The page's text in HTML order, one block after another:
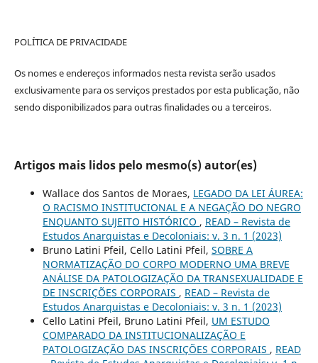
POLÍTICA DE PRIVACIDADE
Os nomes e endereços informados nesta revista serão usados
exclusivamente para os serviços prestados por esta publicação, não
sendo disponibilizados para outras finalidades ou a terceiros.
Artigos mais lidos pelo mesmo(s) autor(es)
Wallace dos Santos de Moraes, LEGADO DA LEI ÁUREA:
O RACISMO INSTITUCIONAL E A NEGAÇÃO DO NEGRO
ENQUANTO SUJEITO HISTÓRICO , READ – Revista de
Estudos Anarquistas e Decoloniais: v. 3 n. 1 (2023)
Bruno Latini Pfeil, Cello Latini Pfeil, SOBRE A
NORMATIZAÇÃO DO CORPO MODERNO UMA BREVE
ANÁLISE DA PATOLOGIZAÇÃO DA TRANSEXUALIDADE E
DE INSCRIÇÕES CORPORAIS , READ – Revista de
Estudos Anarquistas e Decoloniais: v. 3 n. 1 (2023)
Cello Latini Pfeil, Bruno Latini Pfeil, UM ESTUDO
COMPARADO DA INSTITUCIONALIZAÇÃO E
PATOLOGIZAÇÃO DAS INSCRIÇÕES CORPORAIS , READ